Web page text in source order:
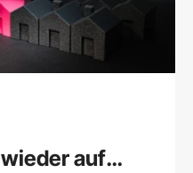
auf